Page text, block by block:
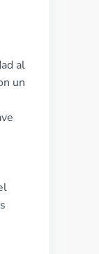
al
un